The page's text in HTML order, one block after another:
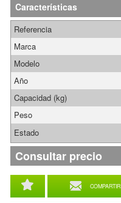
Características
COMPARTIR
Referencia
Marca
Modelo
Año
Capacidad (kg)
Peso
Estado
Consultar precio